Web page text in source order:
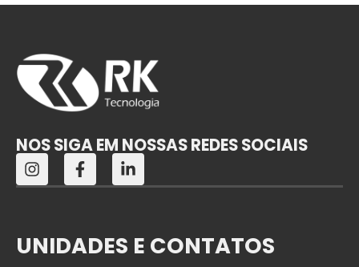
NOS SIGA EM NOSSAS REDES SOCIAIS
UNIDADES E CONTATOS